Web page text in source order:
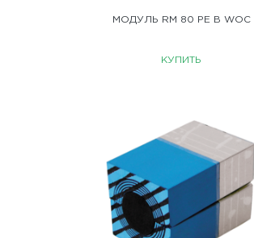
МОДУЛЬ RM 80 PE B WOC
КУПИТЬ